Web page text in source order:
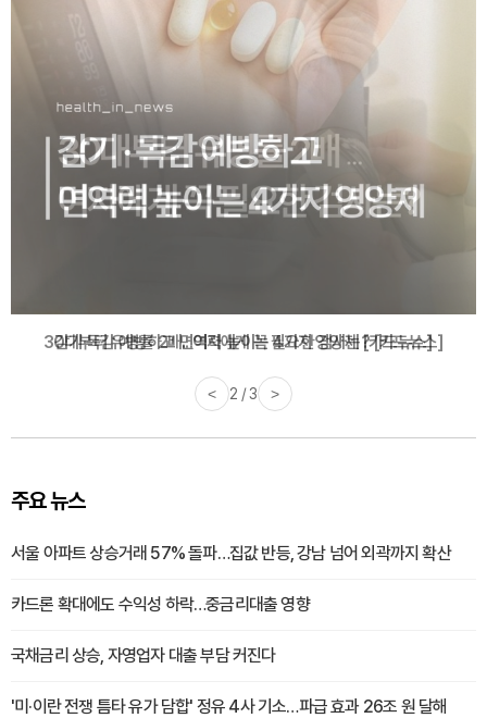
감기·독감 예방하고 면역력 높이는 4가지 영양제 [카드뉴스]
< 3 / 3 >
주요 뉴스
서울 아파트 상승거래 57% 돌파…집값 반등, 강남 넘어 외곽까지 확산
카드론 확대에도 수익성 하락…중금리대출 영향
국채금리 상승, 자영업자 대출 부담 커진다
'미·이란 전쟁 틈타 유가 담합' 정유 4사 기소…파급 효과 26조 원 달해